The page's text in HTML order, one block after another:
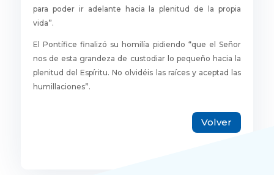
para poder ir adelante hacia la plenitud de la propia
vida”.
El Pontífice finalizó su homilía pidiendo “que el Señor
nos de esta grandeza de custodiar lo pequeño hacia la
plenitud del Espíritu. No olvidéis las raíces y aceptad las
humillaciones”.
Volver